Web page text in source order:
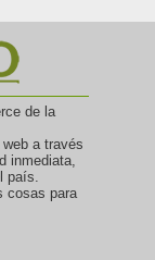
de la
a través
inmediata,
país.
cosas para